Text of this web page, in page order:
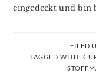
eingedeckt und bin
FILED
TAGGED WITH: